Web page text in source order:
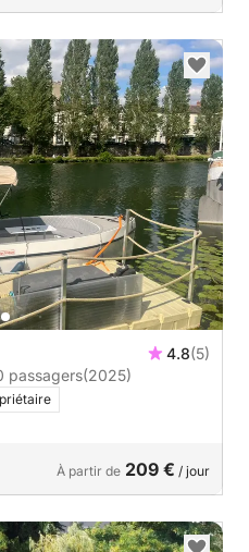
4.8(5)
passagers(2025)
À partir de 209 € / jour